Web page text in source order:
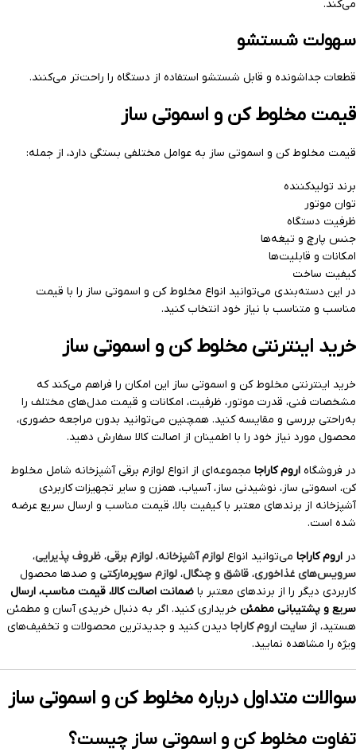
می‌کند.
سهولت شستشو
قطعات جداشونده و قابل شستشو استفاده از دستگاه را راحت‌تر می‌کنند.
قیمت مخلوط کن و اسموتی ساز
قیمت مخلوط کن و اسموتی ساز به عوامل مختلفی بستگی دارد، از جمله:
برند تولیدکننده
توان موتور
ظرفیت دستگاه
جنس پارچ و تیغه‌ها
امکانات و قابلیت‌ها
کیفیت ساخت
در این دسته‌بندی می‌توانید انواع مخلوط کن و اسموتی ساز را با قیمت
مناسب و متناسب با نیاز خود انتخاب کنید.
خرید اینترنتی مخلوط کن و اسموتی ساز
خرید اینترنتی مخلوط کن و اسموتی ساز این امکان را فراهم می‌کند که
مشخصات فنی، قدرت موتور، ظرفیت، امکانات و قیمت مدل‌های مختلف را
به‌راحتی بررسی و مقایسه کنید. همچنین می‌توانید بدون مراجعه حضوری،
محصول مورد نیاز خود را با اطمینان از اصالت کالا سفارش دهید.
در فروشگاه اروم کاراجا مجموعه‌ای از انواع لوازم برقی آشپزخانه شامل مخلوط
کن، اسموتی ساز، نوشیدنی ساز، آسیاب، همزن و سایر تجهیزات کاربردی
آشپزخانه از برندهای معتبر با کیفیت بالا، قیمت مناسب و ارسال سریع عرضه
شده است.
در اروم کاراجا می‌توانید انواع لوازم آشپزخانه، لوازم برقی، ظروف پذیرایی،
سرویس‌های غذاخوری، قاشق و چنگال، لوازم سوپرمارکتی و صدها محصول
کاربردی دیگر را از برندهای معتبر با ضمانت اصالت کالا، قیمت مناسب، ارسال
سریع و پشتیبانی مطمئن خریداری کنید. اگر به دنبال خریدی آسان و مطمئن
هستید، از سایت اروم کاراجا دیدن کنید و جدیدترین محصولات و تخفیف‌های
ویژه را مشاهده نمایید.
سوالات متداول درباره مخلوط کن و اسموتی ساز
تفاوت مخلوط کن و اسموتی ساز چیست؟